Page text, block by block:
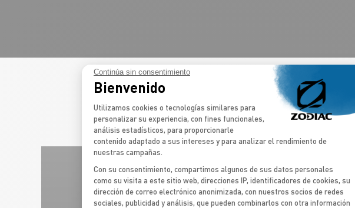
Continúa sin consentimiento
Bienvenido
Plataforma de Gestión de
Utilizamos cookies o tecnologías similares para
personalizar su experiencia, con fines funcionales,
análisis estadísticos, para proporcionarle
contenido adaptado a sus intereses y para analizar el rendimiento de
nuestras campañas.
Con su consentimiento, compartimos algunos de sus datos personales
como su visita a este sitio web, direcciones IP, identificadores de cookies, su
dirección de correo electrónico anonimizada, con nuestros socios de redes
sociales, publicidad y análisis, que pueden combinarlos con otra información
Axeptio consent